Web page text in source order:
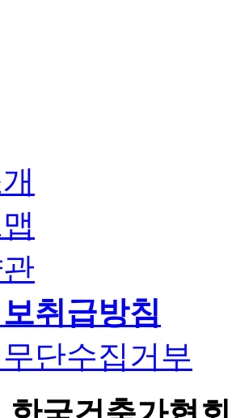
취급방침
단수집거부